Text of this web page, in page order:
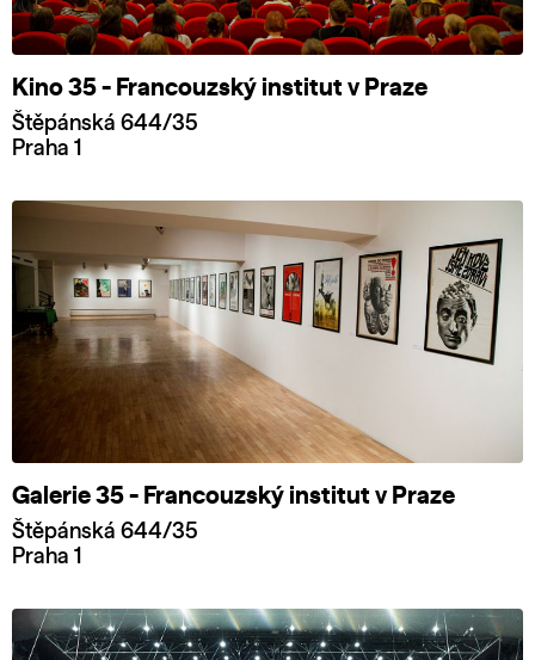
Kino 35 - Francouzský institut v Praze
Štěpánská 644/35
Praha 1
Galerie 35 - Francouzský institut v Praze
Štěpánská 644/35
Praha 1